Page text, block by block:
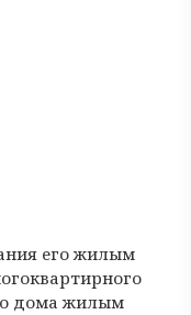
его жилым
дома жилым